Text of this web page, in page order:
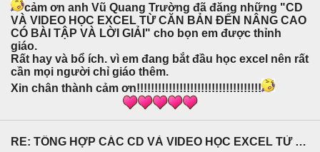
cảm ơn anh Vũ Quang Trường đã đăng những "CD
VÀ VIDEO HỌC EXCEL TỪ CĂN BẢN ĐẾN NÂNG CAO
CÓ BÀI TẬP VÀ LỜI GIẢI" cho bọn em được thỉnh
giáo.
Rất hay và bổ ích. vì em đang bắt đầu học excel nên rất
cần mọi người chỉ giáo thêm.
Xin chân thành cảm ơn!!!!!!!!!!!!!!!!!!!!!!!!!!!!!!!!!!!
RE: TỔNG HỢP CÁC CD VÀ VIDEO HỌC EXCEL TỪ CĂN BẢN ĐẾN NÂNG CAO CÓ BÀI TẬP VÀ LỜI GIẢI